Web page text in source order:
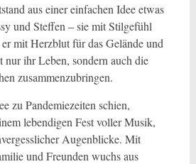
aus einer einfachen Idee etwas
und Steffen – sie mit Stilgefühl
mit Herzblut für das Gelände und
ihr Leben, sondern auch die
zusammenzubringen.
zu Pandemiezeiten schien,
lebendigen Fest voller Musik,
Augenblicke. Mit
und Freunden wuchs aus